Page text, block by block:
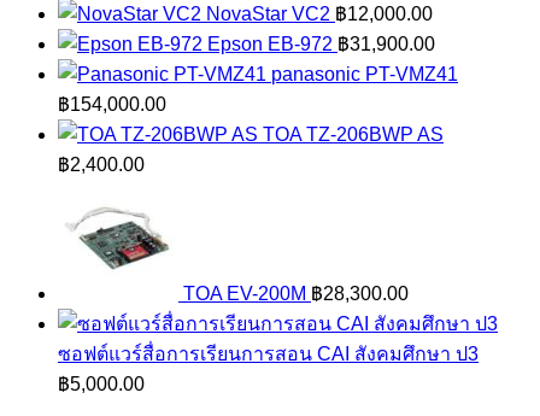
NovaStar VC2 ฿12,000.00
Epson EB-972 ฿31,900.00
panasonic PT-VMZ41
฿154,000.00
TOA TZ-206BWP AS
฿2,400.00
TOA EV-200M ฿28,300.00
ซอฟต์แวร์สื่อการเรียนการสอน CAI สังคมศึกษา ป3
฿5,000.00